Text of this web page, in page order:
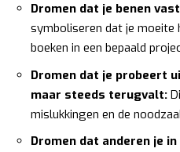
Dromen dat je benen
symboliseren dat je
boeken in een bepaald
Dromen dat je probeert
maar steeds terugvalt:
mislukkingen en de
Dromen dat anderen je